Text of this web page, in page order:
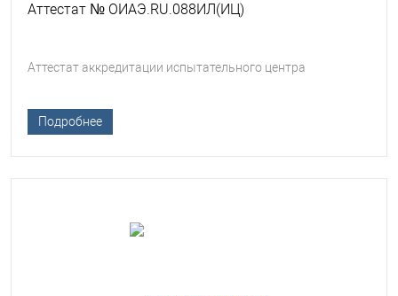
Аттестат № ОИАЭ.RU.088ИЛ(ИЦ)
Аттестат аккредитации испытательного центра
Подробнее